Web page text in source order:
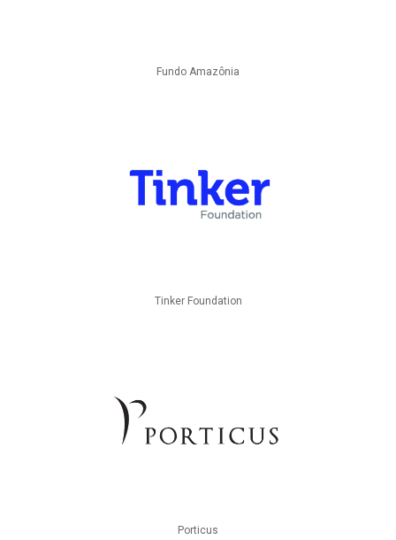
Fundo Amazônia
Tinker Foundation
Porticus